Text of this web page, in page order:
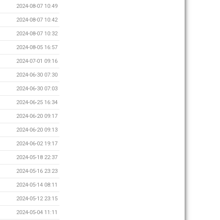
2024-08-07 10:49
2024-08-07 10:42
2024-08-07 10:32
2024-08-05 16:57
2024-07-01 09:16
2024-06-30 07:30
2024-06-30 07:03
2024-06-25 16:34
2024-06-20 09:17
2024-06-20 09:13
2024-06-02 19:17
2024-05-18 22:37
2024-05-16 23:23
2024-05-14 08:11
2024-05-12 23:15
2024-05-04 11:11